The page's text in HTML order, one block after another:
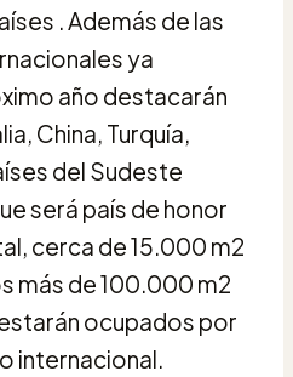
. Además de las
ya
año destacarán
China, Turquía,
del Sudeste
será país de honor
cerca de 15.000 m2
más de 100.000 m2
ocupados por
internacional.